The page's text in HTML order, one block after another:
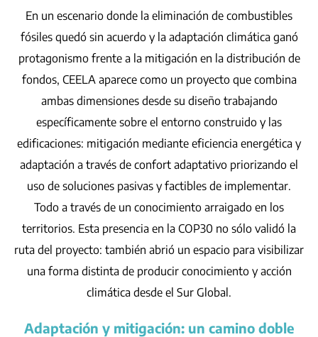
En un escenario donde la eliminación de combustibles
fósiles quedó sin acuerdo y la adaptación climática ganó
protagonismo frente a la mitigación en la distribución de
fondos, CEELA aparece como un proyecto que combina
ambas dimensiones desde su diseño trabajando
específicamente sobre el entorno construido y las
edificaciones: mitigación mediante eficiencia energética y
adaptación a través de confort adaptativo priorizando el
uso de soluciones pasivas y factibles de implementar.
Todo a través de un conocimiento arraigado en los
territorios. Esta presencia en la COP30 no sólo validó la
ruta del proyecto: también abrió un espacio para visibilizar
una forma distinta de producir conocimiento y acción
climática desde el Sur Global.
Adaptación y mitigación: un camino doble